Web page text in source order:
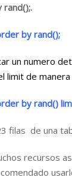
by rand();
un numero
limit de manera
by rand()
filas de una
recursos